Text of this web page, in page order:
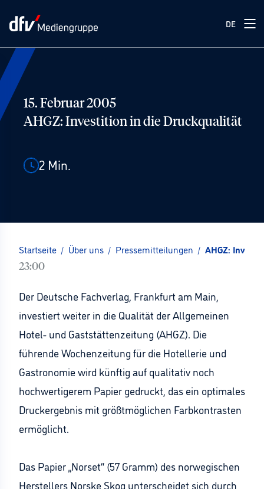
DE
15. Februar 2005
AHGZ: Investition in die Druckqualität
2 Min.
Startseite / Über uns / Pressemitteilungen / AHGZ:
23:00
Der Deutsche Fachverlag, Frankfurt am Main,
investiert weiter in die Qualität der Allgemeinen
Hotel- und Gaststättenzeitung (AHGZ). Die
führende Wochenzeitung für die Hotellerie und
Gastronomie wird künftig auf qualitativ noch
hochwertigerem Papier gedruckt, das ein optimales
Druckergebnis mit größtmöglichen Farbkontrasten
ermöglicht.
Das Papier „Norset“ (57 Gramm) des norwegischen
Herstellers Norske Skog unterscheidet sich durch